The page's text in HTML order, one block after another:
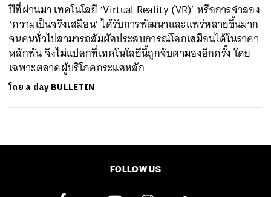
ปีที่ผ่านมา เทคโนโลยี ‘Virtual Reality (VR)’ หรือการจำลอง
‘ความเป็นจริงเสมือน’ ได้รับการพัฒนาและแพร่หลายขึ้นมาก
จนคนทั่วไปสามารถสัมผัสประสบการณ์โลกเสมือนได้ในราคา
หลักพัน จึงไม่แปลกที่เทคโนโลยีนี้ถูกจับตามองอีกครั้ง โดย
เฉพาะตลาดผู้บริโภคกระแสหลัก
โดย a day BULLETIN
FOLLOW US